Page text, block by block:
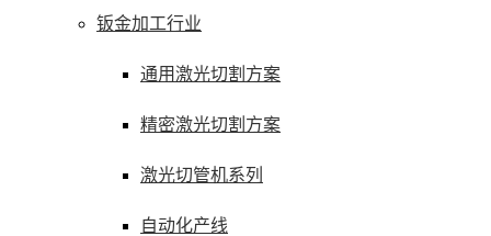
钣金加工行业
通用激光切割方案
精密激光切割方案
激光切管机系列
自动化产线